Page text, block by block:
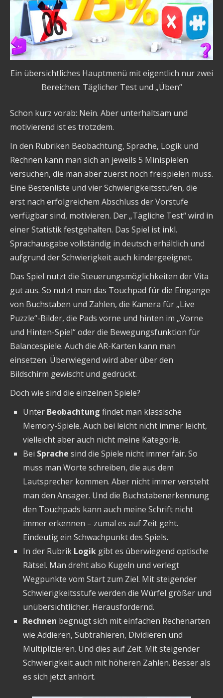
Ein übersichtliches Hauptmenü mit eigentlich nur zwei
Bereichen: Täglicher Test und „Üben“
Schon kurz vorab: Nein. Aber unterhaltsam und
motivierend ist es trotzdem.
In den Rubriken Beobachtung, Sprache, Logik und
Rechnen kann man sich an jeweils 5 Minispielen
versuchen, die man aber zuerst noch freispielen muss.
Eine Bestenliste und vier Schwierigkeitsstufen, die
erst nach erfolgreichem Abschluss der Vorstufe
verfügbar sind, motivieren. Der „Tägliche Test“ wird in
einer Statistik festgehalten. Das Spiel ist inkl.
Sprachausgabe vollständig in deutsch erhältlich und
aufgrund der Schwierigkeit auch kindergeeignet.
Das Spiel nutzt die Steuerungsmöglichkeiten der Vita
gut aus. So nutzt man das Touchpad für die Eingange
von Buchstaben und Zahlen, die Kamera für „Live
Puzzle“-Bilder, die Pads vorne und hinten im „Vorne
und Hinten-Spiel“ oder die Bewegungsfunktion für
Balancespiele. Auch die AR-Karten kann man
einsetzen. Überwiegend wird aber über den
Bildschirm gewischt und gedrückt.
Doch wie sind die einzelnen Spiele?
Unter Beobachtung findet man klassische
Memory-Spiele. Auch bei leicht nicht immer leicht,
vielleicht aber auch nicht meine Kategorie.
Bei Sprache sind die Spiele nicht immer fair. So
muss man Worte schreiben, die aus dem
Lautsprecher kommen. Aber nicht immer versteht
man den Ansager. Und die Buchstabenerkennung
den Touchpads kann auch meine Schrift nicht
immer erkennen – zumal es auf Zeit geht.
Eindeutig ein Schwachpunkt des Spiels.
In der Rubrik Logikgibt es überwiegend optische
Rätsel. Man dreht also Kugeln und verlegt
Wegpunkte vom Start zum Ziel. Mit steigender
Schwierigkeitsstufe werden die Würfel größer und
unübersichtlicher. Herausfordernd.
Rechnen begnügt sich mit einfachen Rechenarten
wie Addieren, Subtrahieren, Dividieren und
Multiplizieren. Und dies auf Zeit. Mit steigender
Schwierigkeit auch mit höheren Zahlen. Besser als
es sich jetzt anhört.